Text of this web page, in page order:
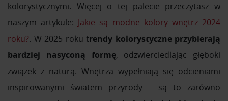
kolorystycznymi. Więcej o tej palecie przeczytasz w
naszym artykule: Jakie są modne kolory wnętrz 2024
roku?. W 2025 roku trendy kolorystyczne przybierają
bardziej nasyconą formę, odzwierciedlając głęboki
związek z naturą. Wnętrza wypełniają się odcieniami
inspirowanymi światem przyrody – są to zarówno